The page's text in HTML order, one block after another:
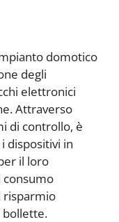
domotico
degli
elettronici
Attraverso
di controllo, è
dispositivi in
il loro
risparmio
bollette.